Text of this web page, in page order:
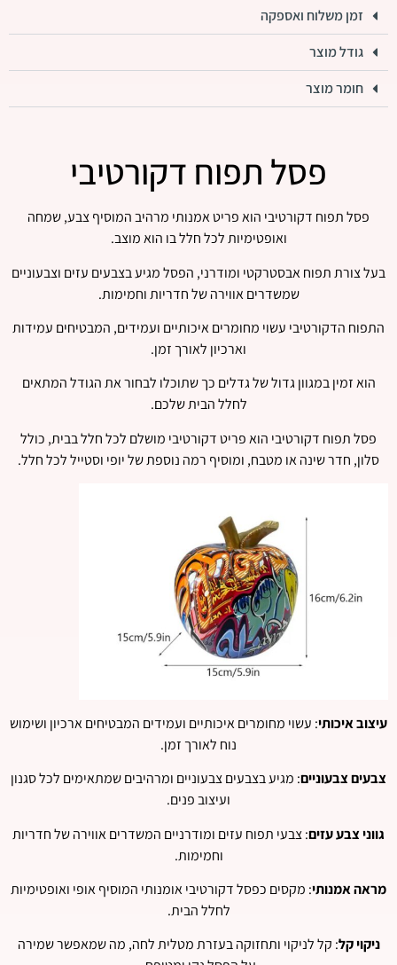
זמן משלוח ואספקה
גודל מוצר
חומר מוצר
פסל תפוח דקורטיבי
פסל תפוח דקורטיבי הוא פריט אמנותי מרהיב המוסיף צבע, שמחה
ואופטימיות לכל חלל בו הוא מוצב.
בעל צורת תפוח אבסטרקטי ומודרני, הפסל מגיע בצבעים עזים וצבעוניים
שמשדרים אווירה של חדריות וחמימות.
התפוח הדקורטיבי עשוי מחומרים איכותיים ועמידים, המבטיחים עמידות
וארכיון לאורך זמן.
הוא זמין במגוון גדול של גדלים כך שתוכלו לבחור את הגודל המתאים
לחלל הבית שלכם.
פסל תפוח דקורטיבי הוא פריט דקורטיבי מושלם לכל חלל בבית, כולל
סלון, חדר שינה או מטבח, ומוסיף רמה נוספת של יופי וסטייל לכל חלל.
עיצוב איכותי: עשוי מחומרים איכותיים ועמידים המבטיחים ארכיון ושימוש
נוח לאורך זמן.
צבעים צבעוניים: מגיע בצבעים צבעוניים ומרהיבים שמתאימים לכל סגנון
ועיצוב פנים.
גווני צבע עזים: צבעי תפוח עזים ומודרניים המשדרים אווירה של חדריות
וחמימות.
מראה אמנותי: מקסים כפסל דקורטיבי אומנותי המוסיף אופי ואופטימיות
לחלל הבית.
ניקוי קל: קל לניקוי ותחזוקה בעזרת מטלית לחה, מה שמאפשר שמירה